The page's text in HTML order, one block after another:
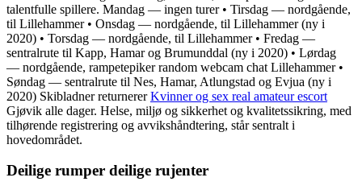
talentfulle spillere. Mandag — ingen turer • Tirsdag — nordgående,
til Lillehammer • Onsdag — nordgående, til Lillehammer (ny i
2020) • Torsdag — nordgående, til Lillehammer • Fredag —
sentralrute til Kapp, Hamar og Brumunddal (ny i 2020) • Lørdag
— nordgående, rampetepiker random webcam chat Lillehammer •
Søndag — sentralrute til Nes, Hamar, Atlungstad og Evjua (ny i
2020) Skibladner returnererKvinner og sex real amateur escort
Gjøvik alle dager. Helse, miljø og sikkerhet og kvalitetssikring, med
tilhørende registrering og avvikshåndtering, står sentralt i
hovedområdet.
Deilige rumper deilige rujenter